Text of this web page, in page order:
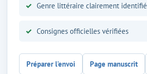
Genre littéraire clairement identifié
Consignes officielles vérifiées
Préparer l'envoi Page manuscrit